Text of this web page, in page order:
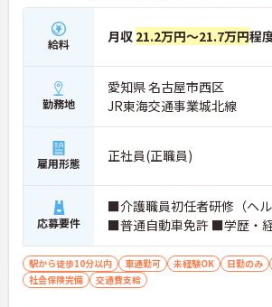
給料 月収 21.2万円～21.7万円程
勤務地
愛知県 名古屋市西区
JR東海交通事業城北線
雇用形態 正社員(正職員)
応募要件
■介護職員初任者研修（ヘ
■普通自動車免許 ■学歴・
駅から徒歩10分以内 車通勤可 未経験OK 日勤のみ
社会保険完備
交通費支給